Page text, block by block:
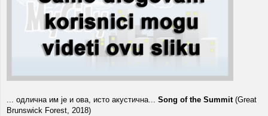
... одлична им је и ова, исто акустична... Song of the Summit(Great
Brunswick Forest, 2018)